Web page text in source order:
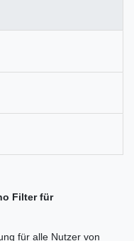
Filter für
für alle Nutzer von